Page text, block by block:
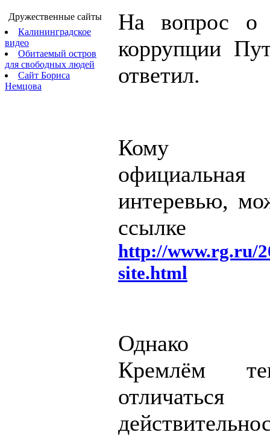
Дружественные сайты
Калининградское
видео
Обитаемый остров
для свободных людей
Сайт Бориса
Немцова
На вопрос о
коррупции
ответил.
Кому
интеревью,
ссылке
http://www.rg.ru/
site.html
Однако
Кремлём